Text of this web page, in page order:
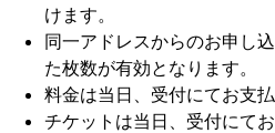
けます。
同一アドレスからのお申し
た枚数が有効となります。
料金は当日、受付にてお支払
チケットは当日、受付にてお